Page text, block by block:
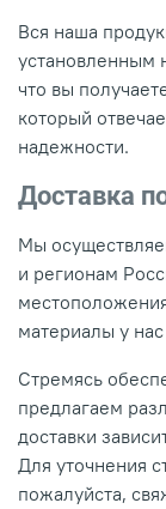
Вся наша
установленным
что вы
который
надежности.
Доставка
Мы
и регионам
материалы у
Стремясь
предлагаем
доставки
Для уточнения
пожалуйста,